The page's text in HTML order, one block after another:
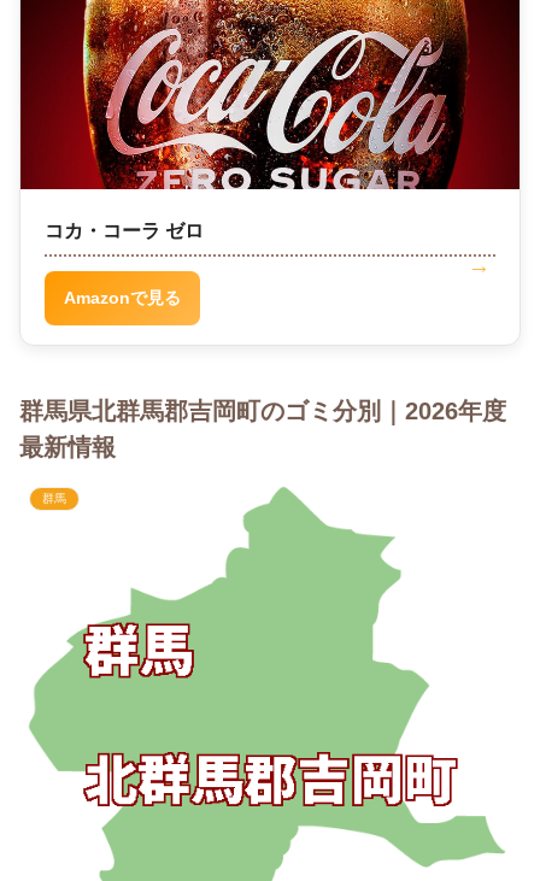
コカ・コーラ ゼロ
Amazonで見る
群馬県北群馬郡吉岡町のゴミ分別｜2026年度
最新情報
群馬